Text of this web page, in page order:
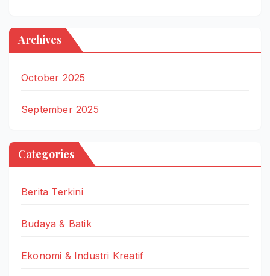
Archives
October 2025
September 2025
Categories
Berita Terkini
Budaya & Batik
Ekonomi & Industri Kreatif